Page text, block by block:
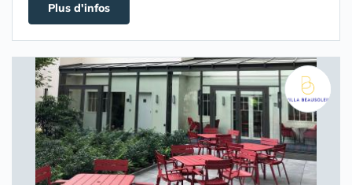
Plus d'infos